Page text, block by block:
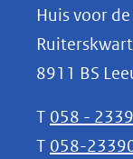
Huis voor
8911 BS
T 058 -
T 058-